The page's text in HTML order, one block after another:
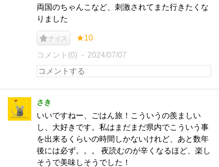
両国のちゃんこなど、刺激されてまた行きたくな
りました
ナイス ★10
コメント(0) 2024/07/07
さき
いいですねー、ごはん旅！こういうの羨ましい
し、大好きです。私はまだまだ県内でこういう事
を出来るくらいの時間しかないけれど、あと数年
後には必ず。。。 夜読むのが辛くなるほど、楽し
そうで美味しそうでした！